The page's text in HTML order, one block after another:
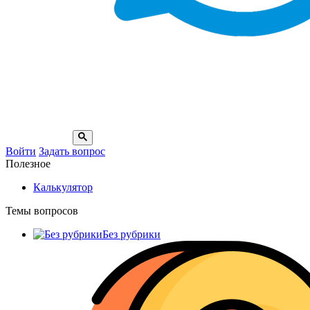
Войти Задать вопрос
Полезное
Калькулятор
Темы вопросов
Без рубрики